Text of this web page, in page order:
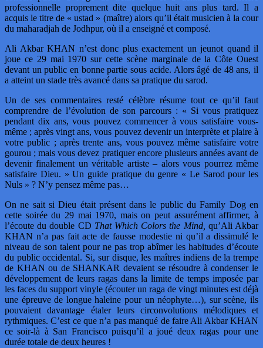
professionnelle proprement dite quelque huit ans plus tard. Il a
acquis le titre de « ustad » (maître) alors qu’il était musicien à la cour
du maharadjah de Jodhpur, où il a enseigné et composé.
Ali Akbar KHAN n’est donc plus exactement un jeunot quand il
joue ce 29 mai 1970 sur cette scène marginale de la Côte Ouest
devant un public en bonne partie sous acide. Alors âgé de 48 ans, il
a atteint un stade très avancé dans sa pratique du sarod.
Un de ses commentaires resté célèbre résume tout ce qu’il faut
comprendre de l’évolution de son parcours : « Si vous pratiquez
pendant dix ans, vous pouvez commencer à vous satisfaire vous-
même ; après vingt ans, vous pouvez devenir un interprète et plaire à
votre public ; après trente ans, vous pouvez même satisfaire votre
gourou ; mais vous devez pratiquer encore plusieurs années avant de
devenir finalement un véritable artiste – alors vous pourrez même
satisfaire Dieu. » Un guide pratique du genre « Le Sarod pour les
Nuls » ? N’y pensez même pas…
On ne sait si Dieu était présent dans le public du Family Dog en
cette soirée du 29 mai 1970, mais on peut assurément affirmer, à
l’écoute du double CD That Which Colors the Mind, qu’Ali Akbar
KHAN n’a pas fait acte de fausse modestie ni qu’il a dissimulé le
niveau de son talent pour ne pas trop abîmer les habitudes d’écoute
du public occidental. Si, sur disque, les maîtres indiens de la trempe
de KHAN ou de SHANKAR devaient se résoudre à condenser le
développement de leurs ragas dans la limite de temps imposée par
les faces du support vinyle (écouter un raga de vingt minutes est déjà
une épreuve de longue haleine pour un néophyte…), sur scène, ils
pouvaient davantage étaler leurs circonvolutions mélodiques et
rythmiques. C’est ce que n’a pas manqué de faire Ali Akbar KHAN
ce soir-là à San Francisco puisqu’il a joué deux ragas pour une
durée totale de deux heures !